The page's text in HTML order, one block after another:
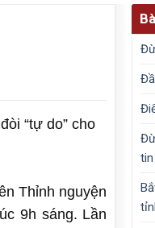
“tự do” cho
Thỉnh nguyện
9h sáng. Lần